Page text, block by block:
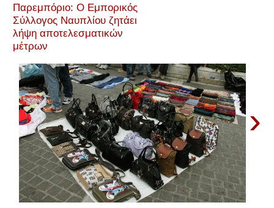
Παρεμπόριο: Ο Εμπορικός
Σύλλογος Ναυπλίου ζητάει
λήψη αποτελεσματικών
μέτρων
›